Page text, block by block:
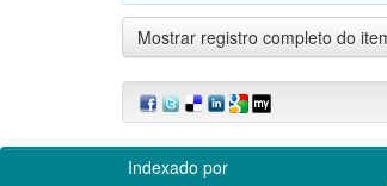
Mostrar registro completo do
Indexado por